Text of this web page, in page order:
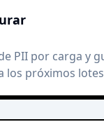
PII por carga y
los próximos